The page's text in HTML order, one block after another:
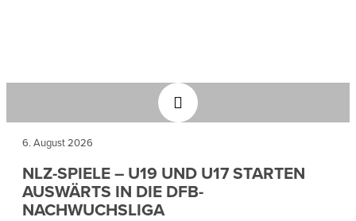
6. August 2026
NLZ-SPIELE – U19 UND U17 STARTEN
AUSWÄRTS IN DIE DFB-
NACHWUCHSLIGA